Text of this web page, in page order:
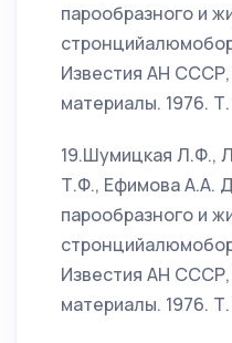
парообразного и
Известия АН
материалы. 1976.
19.Шумицкая Л.Ф.,
Т.Ф., Ефимова А.А.
парообразного и
Известия АН
материалы. 1976.